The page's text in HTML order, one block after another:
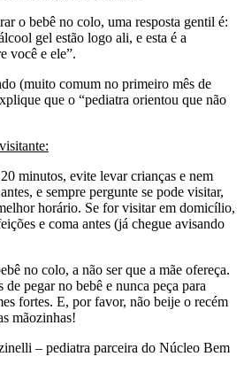
o bebê no colo, uma resposta gentil é:
gel estão logo ali, e esta é a
você e ele”.
(muito comum no primeiro mês de
que o “pediatra orientou que não
minutos, evite levar crianças e nem
e sempre pergunte se pode visitar,
horário. Se for visitar em domicílio,
e coma antes (já chegue avisando
no colo, a não ser que a mãe ofereça.
de pegar no bebê e nunca peça para
fortes. E, por favor, não beije o recém
mãozinhas!
– pediatra parceira do Núcleo Bem